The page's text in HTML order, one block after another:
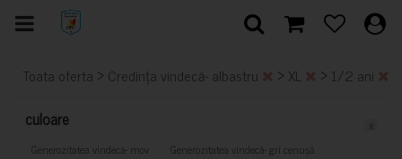
Toata oferta > Credința vindecă- albastru > XL > 1/2 ani
culoare
Generozitatea vindecă- mov
Generozitatea vindecă- gri cenușă